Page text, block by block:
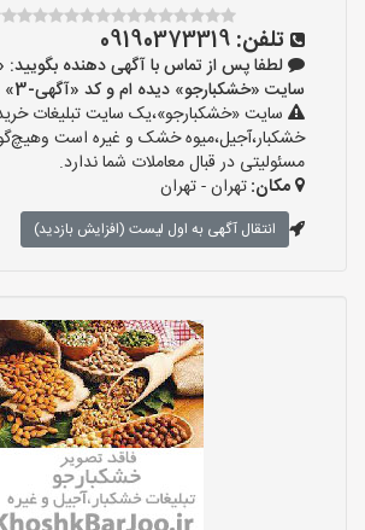
تلفن: 09190373319
لطفا پس از تماس با آگهی دهنده بگویید:
سایت «خشکبارجو» دیده ام و کد «آگهی-3» را اعلام کنید»
سایت «خشکبارجو»،یک سایت تبلیغات
خشکبار،آجیل،میوه خشک و غیره است
مسئولیتی در قبال معاملات شما ندارد.
مکان:تهران - تهران
انتقال آگهی به اول لیست (افزایش بازدید)